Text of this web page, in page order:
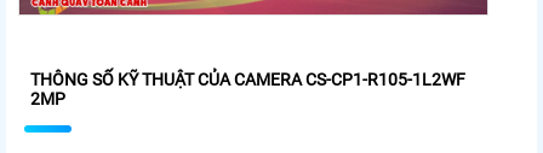
THÔNG SỐ KỸ THUẬT CỦA CAMERA CS-CP1-R105-1L2WF
2MP